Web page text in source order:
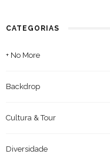
CATEGORIAS
+ No More
Backdrop
Cultura & Tour
Diversidade